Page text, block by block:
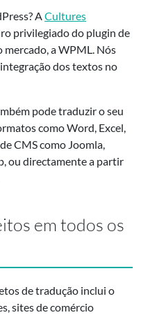
ACultures
privilegiado do plugin de
a WPML. Nós
dos textos no
pode traduzir o seu
como Word, Excel,
CMS como Joomla,
ou directamente a partir
em todos os
de tradução inclui o
sites de comércio